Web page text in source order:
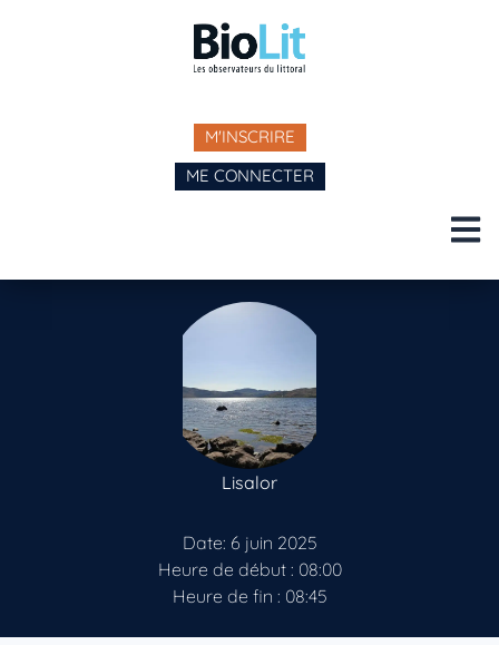
M'INSCRIRE
ME CONNECTER
Lisalor
Date: 6 juin 2025
Heure de début : 08:00
Heure de fin : 08:45